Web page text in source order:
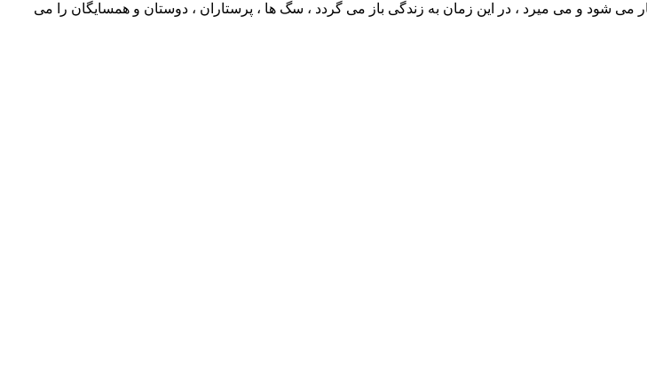
شود و می میرد ، در این زمان به زندگی باز می گردد ، سگ ها ، پرستاران ، دوستان و همسایگان را می